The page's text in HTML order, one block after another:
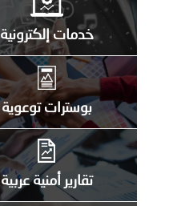
خدمات إلكترونية
بوسترات توعوية
تقارير أمنية عربية